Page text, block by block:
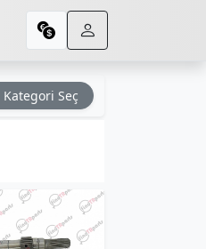
Kategori Seç